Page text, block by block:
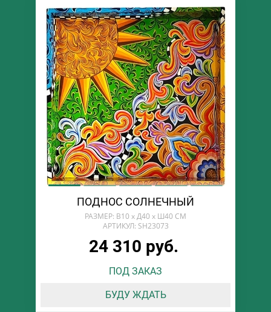
ПОДНОС СОЛНЕЧНЫЙ
РАЗМЕР: В10 х Д40 х Ш40 СМ
АРТИКУЛ: SH23073
24 310 руб.
ПОД ЗАКАЗ
БУДУ ЖДАТЬ